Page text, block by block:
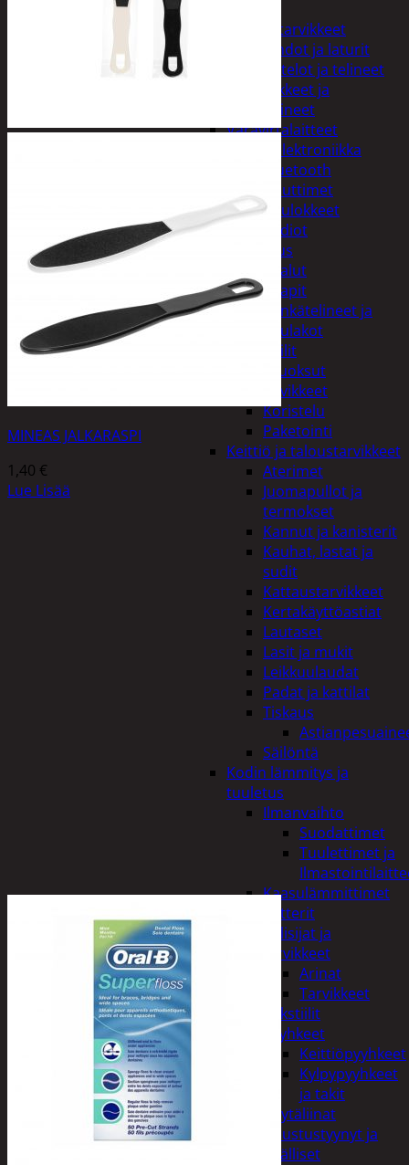
Puhelintarvikkeet
Johdot ja laturit
Kotelot ja telineet
Tv-tarvikkeet ja
seinätelineet
Varavirtalaitteet
Viihde-elektroniikka
Bluetooth
kaiuttimet
Kuulokkeet
Radiot
Koti ja sisustus
Huonekalut
Kaapit
Kenkätelineet ja
naulakot
Peilit
Huonetuoksut
Juhlatarvikkeet
Koristelu
Paketointi
Keittiö ja taloustarvikkeet
Aterimet
Juomapullot ja
termokset
Kannut ja kanisterit
Kauhat, lastat ja
sudit
Kattaustarvikkeet
Kertakäyttöastiat
Lautaset
Lasit ja mukit
Leikkuulaudat
Padat ja kattilat
Tiskaus
Säilöntä
Kodin lämmitys ja
tuuletus
Ilmanvaihto
Suodattimet
Tuulettimet ja
Kaasulämmittimet
Patterit
Tulisijat ja
tarvikkeet
Arinat
Tarvikkeet
Kodintekstiilit
Pyyhkeet
Keittiöpyyhkeet
Kylpypyyhkeet
ja takit
Pöytäliinat
Sisustustyynyt ja
päälliset
MINEAS JALKARASPI
1,40 €
Lue Lisää